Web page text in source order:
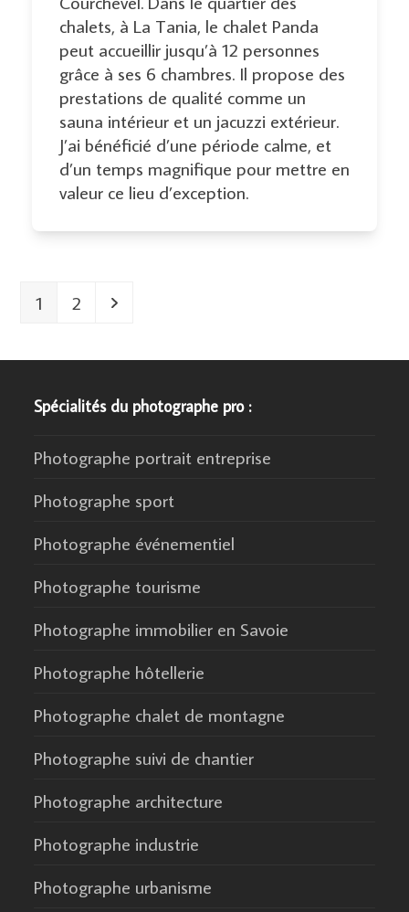
chalets, à La Tania, le chalet Panda
peut accueillir jusqu’à 12 personnes
grâce à ses 6 chambres. Il propose des
prestations de qualité comme un
sauna intérieur et un jacuzzi extérieur.
J’ai bénéficié d’une période calme, et
d’un temps magnifique pour mettre en
valeur ce lieu d’exception.
Page
1 Page
2 Suivant
Spécialités du photographe pro :
Photographe portrait entreprise
Photographe sport
Photographe événementiel
Photographe tourisme
Photographe immobilier en Savoie
Photographe hôtellerie
Photographe chalet de montagne
Photographe suivi de chantier
Photographe architecture
Photographe industrie
Photographe urbanisme